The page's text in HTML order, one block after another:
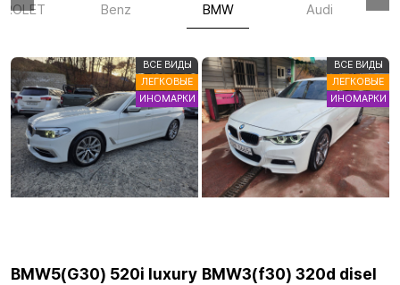
Benz BMW Audi
ВСЕ ВИДЫ
ЛЕГКОВЫЕ
ИНОМАРКИ
BMW5(G30) 520i luxury
ВСЕ ВИДЫ
ЛЕГКОВЫЕ
ИНОМАРКИ
BMW3(f30) 320d disel